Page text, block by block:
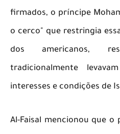
firmados, o príncipe
o cerco" que restringia
dos americanos,
tradicionalmente
interesses e condições de
​Al-Faisal mencionou que